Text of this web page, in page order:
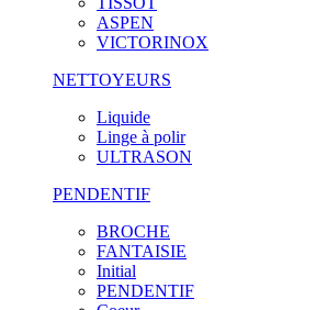
ASPEN
VICTORINOX
NETTOYEURS
Liquide
Linge à polir
ULTRASON
PENDENTIF
BROCHE
FANTAISIE
Initial
PENDENTIF